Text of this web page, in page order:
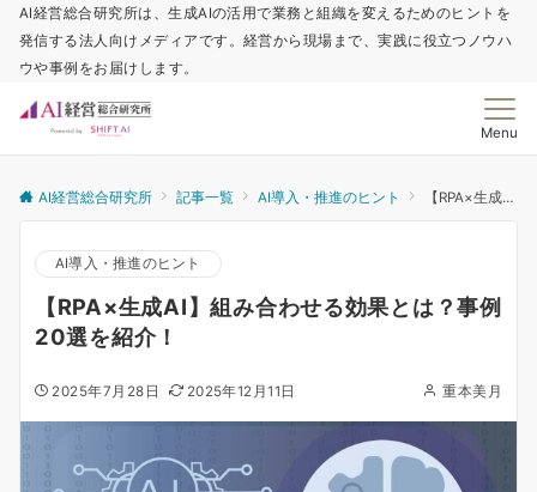
AI経営総合研究所は、生成AIの活用で業務と組織を変えるためのヒントを
発信する法人向けメディアです。経営から現場まで、実践に役立つノウハ
ウや事例をお届けします。
Menu
AI経営総合研究所 記事一覧 AI導入・推進のヒント 【RPA×生成AI】組み合わせる効果とは？事例20選を紹介！
AI導入・推進のヒント
【RPA×生成AI】組み合わせる効果とは？事例
20選を紹介！
2025年7月28日 2025年12月11日 重本美月